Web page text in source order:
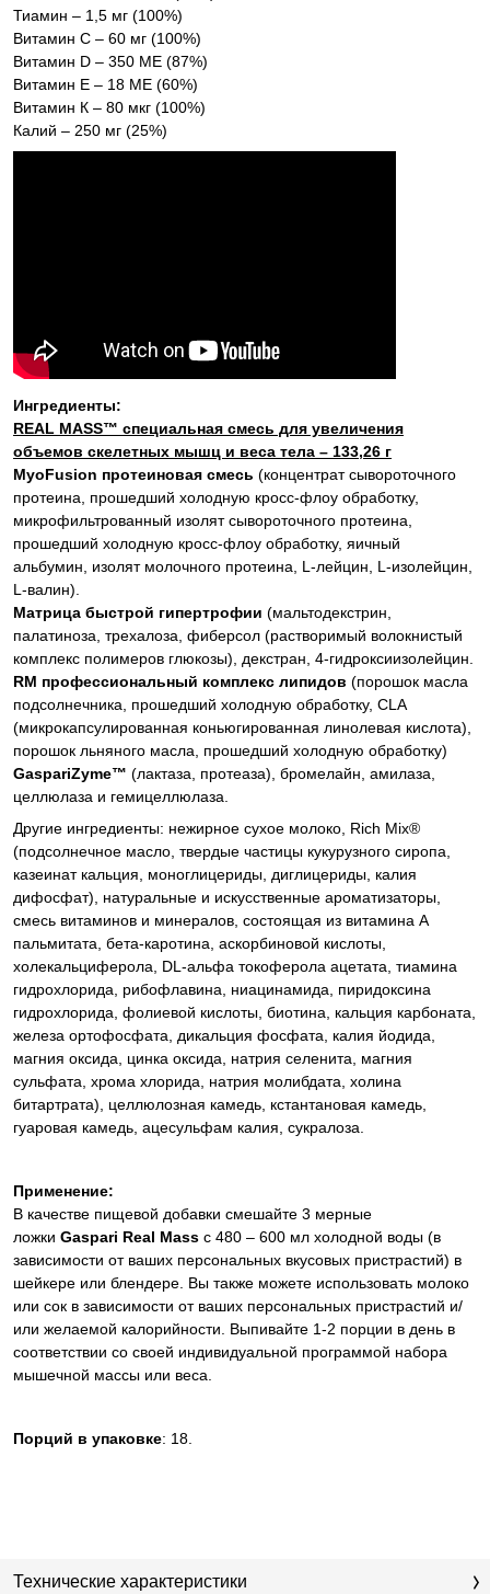
Тиамин – 1,5 мг (100%)
Витамин С – 60 мг (100%)
Витамин D – 350 МЕ (87%)
Витамин Е – 18 МЕ (60%)
Витамин К – 80 мкг (100%)
Калий – 250 мг (25%)
Ингредиенты:
REAL MASS™ специальная смесь для увеличения
объемов скелетных мышц и веса тела – 133,26 г
MyoFusion протеиновая смесь (концентрат сывороточного
протеина, прошедший холодную кросс-флоу обработку,
микрофильтрованный изолят сывороточного протеина,
прошедший холодную кросс-флоу обработку, яичный
альбумин, изолят молочного протеина, L-лейцин, L-изолейцин,
L-валин).
Матрица быстрой гипертрофии (мальтодекстрин,
палатиноза, трехалоза, фиберсол (растворимый волокнистый
комплекс полимеров глюкозы), декстран, 4-гидроксиизолейцин.
RM профессиональный комплекс липидов (порошок масла
подсолнечника, прошедший холодную обработку, CLA
(микрокапсулированная коньюгированная линолевая кислота),
порошок льняного масла, прошедший холодную обработку)
GaspariZyme™ (лактаза, протеаза), бромелайн, амилаза,
целлюлаза и гемицеллюлаза.
Другие ингредиенты: нежирное сухое молоко, Rich Mix®
(подсолнечное масло, твердые частицы кукурузного сиропа,
казеинат кальция, моноглицериды, диглицериды, калия
дифосфат), натуральные и искусственные ароматизаторы,
смесь витаминов и минералов, состоящая из витамина А
пальмитата, бета-каротина, аскорбиновой кислоты,
холекальциферола, DL-альфа токоферола ацетата, тиамина
гидрохлорида, рибофлавина, ниацинамида, пиридоксина
гидрохлорида, фолиевой кислоты, биотина, кальция карбоната,
железа ортофосфата, дикальция фосфата, калия йодида,
магния оксида, цинка оксида, натрия селенита, магния
сульфата, хрома хлорида, натрия молибдата, холина
битартрата), целлюлозная камедь, кстантановая камедь,
гуаровая камедь, ацесульфам калия, сукралоза.
Применение:
В качестве пищевой добавки смешайте 3 мерные
ложки Gaspari Real Mass с 480 – 600 мл холодной воды (в
зависимости от ваших персональных вкусовых пристрастий) в
шейкере или блендере. Вы также можете использовать молоко
или сок в зависимости от ваших персональных пристрастий и/
или желаемой калорийности. Выпивайте 1-2 порции в день в
соответствии со своей индивидуальной программой набора
мышечной массы или веса.
Порций в упаковке: 18.
Технические характеристики